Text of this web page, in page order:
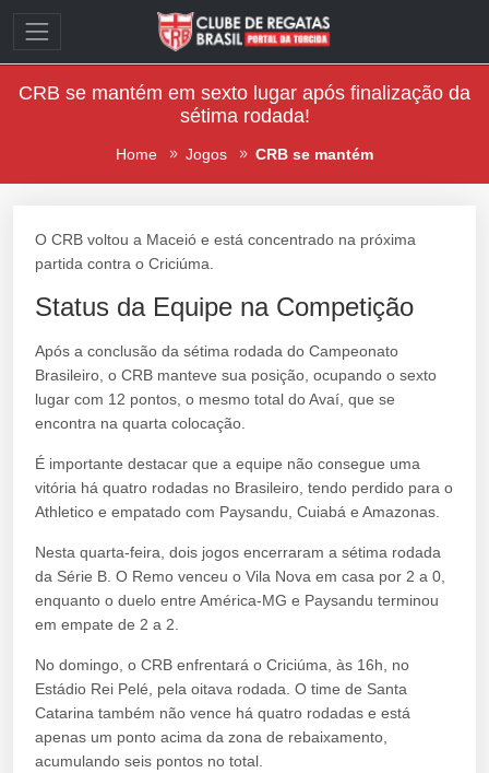
CRB se mantém em sexto lugar após finalização da
sétima rodada!
Home Jogos CRB se mantém
O CRB voltou a Maceió e está concentrado na próxima
partida contra o Criciúma.
Status da Equipe na Competição
Após a conclusão da sétima rodada do Campeonato
Brasileiro, o CRB manteve sua posição, ocupando o sexto
lugar com 12 pontos, o mesmo total do Avaí, que se
encontra na quarta colocação.
É importante destacar que a equipe não consegue uma
vitória há quatro rodadas no Brasileiro, tendo perdido para o
Athletico e empatado com Paysandu, Cuiabá e Amazonas.
Nesta quarta-feira, dois jogos encerraram a sétima rodada
da Série B. O Remo venceu o Vila Nova em casa por 2 a 0,
enquanto o duelo entre América-MG e Paysandu terminou
em empate de 2 a 2.
No domingo, o CRB enfrentará o Criciúma, às 16h, no
Estádio Rei Pelé, pela oitava rodada. O time de Santa
Catarina também não vence há quatro rodadas e está
apenas um ponto acima da zona de rebaixamento,
acumulando seis pontos no total.